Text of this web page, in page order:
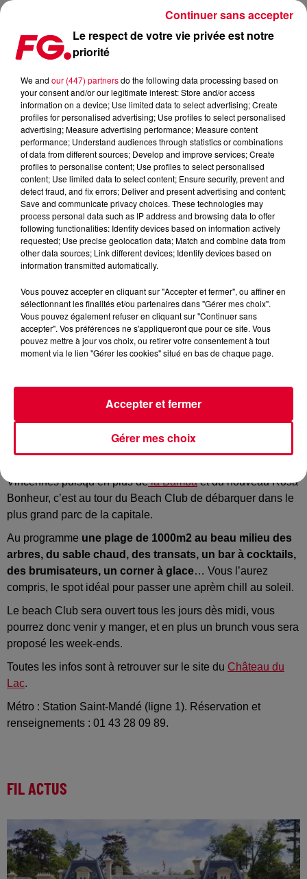
PARIS : LE BEACH CLUB S'INSTALLE DANS LE BOIS DE
Publié : 10 mai 2021 à 13h52 par Jean-Baptiste Blandin
Crédit :© Beach Club / Le Chalet du Lac
Après
les festivals en extérieur pourront bien avoir lieu à partir du
erjuillet, les visages de la fête de l’été se multiplient partout
Vincennes puisqu’en plus dela Bambaet du nouveau Rosa
Bonheur, c’est au tour du Beach Club de débarquer dans le
plus grand parc de la capitale.
Au programme une plage de 1000m2 au beau milieu des
arbres, du sable chaud, des transats, un bar à cocktails,
des brumisateurs, un corner à glace… Vous l’aurez
compris, le spot idéal pour passer une aprèm chill au soleil.
Le beach Club sera ouvert tous les jours dès midi, vous
pourrez donc venir y manger, et en plus un brunch vous sera
proposé les week-ends.
Toutes les infos sont à retrouver sur le site du Château du
Lac.
Métro : Station Saint-Mandé (ligne 1). Réservation et
renseignements : 01 43 28 09 89.
FIL ACTUS
Le respect de votre vie privée est notre
priorité
We and our (447) partnersdo the following data processing based on
your consent and/or our legitimate interest: Store and/or access
information on a device; Use limited data to select advertising; Create
profiles for personalised advertising; Use profiles to select personalised
advertising; Measure advertising performance; Measure content
performance; Understand audiences through statistics or combinations
of data from different sources; Develop and improve services; Create
profiles to personalise content; Use profiles to select personalised
content; Use limited data to select content; Ensure security, prevent and
detect fraud, and fix errors; Deliver and present advertising and content;
Save and communicate privacy choices. These technologies may
process personal data such as IP address and browsing data to offer
following functionalities: Identify devices based on information actively
requested; Use precise geolocation data; Match and combine data from
other data sources; Link different devices; Identify devices based on
information transmitted automatically.
Vous pouvez accepter en cliquant sur "Accepter et fermer", ou affiner en
sélectionnant les finalités et/ou partenaires dans "Gérer mes choix".
Vous pouvez également refuser en cliquant sur "Continuer sans
accepter". Vos préférences ne s'appliqueront que pour ce site. Vous
pouvez mettre à jour vos choix, ou retirer votre consentement à tout
moment via le lien "Gérer les cookies" situé en bas de chaque page.
Gérer mes choix
Accepter et fermer
Continuer sans accepter